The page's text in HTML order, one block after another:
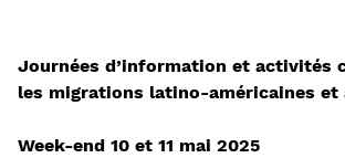
Journées d’information et activités
les migrations latino-américaines et
Week-end 10 et 11 mai 2025